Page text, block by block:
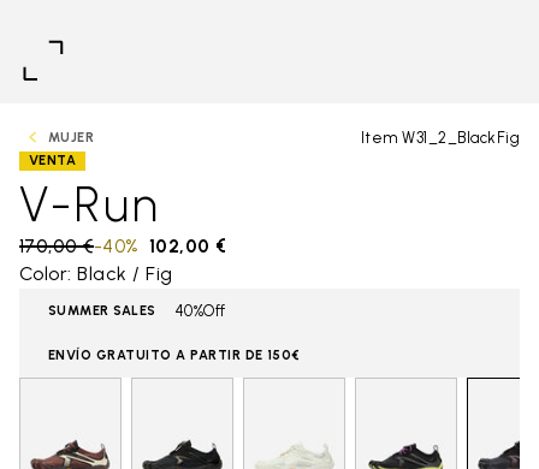
MUJER Item W31_2_BlackFig
VENTA
V-Run
Price reduced from
170,00 €to 102,00 €
-40%
Color: Black / Fig
SUMMER SALES 40%Off
ENVÍO GRATUITO A PARTIR DE 150€